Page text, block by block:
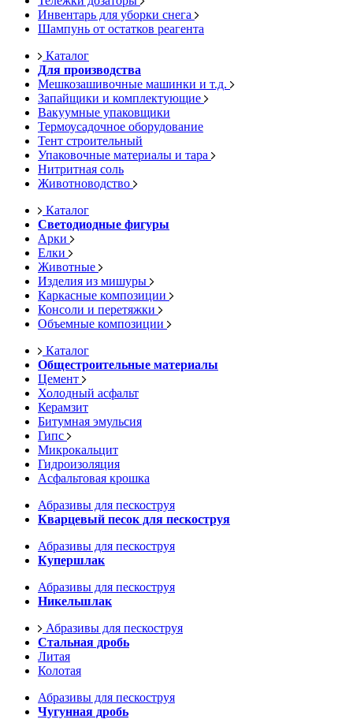
Инвентарь для уборки снега
Шампунь от остатков реагента
Каталог
Для производства
Мешкозашивочные машинки и т.д.
Запайщики и комплектующие
Вакуумные упаковщики
Термоусадочное оборудование
Тент строительный
Упаковочные материалы и тара
Нитритная соль
Животноводство
Каталог
Светодиодные фигуры
Арки
Елки
Животные
Изделия из мишуры
Каркасные композиции
Консоли и перетяжки
Объемные композиции
Каталог
Общестроительные материалы
Цемент
Холодный асфальт
Керамзит
Битумная эмульсия
Гипс
Микрокальцит
Гидроизоляция
Асфальтовая крошка
Абразивы для пескоструя
Кварцевый песок для пескоструя
Абразивы для пескоструя
Купершлак
Абразивы для пескоструя
Никельшлак
Абразивы для пескоструя
Стальная дробь
Литая
Колотая
Абразивы для пескоструя
Чугунная дробь